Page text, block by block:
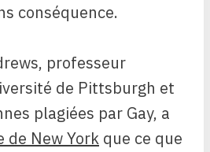
conséquence.
professeur
de Pittsburgh et
plagiées par Gay, a
de New York que ce que